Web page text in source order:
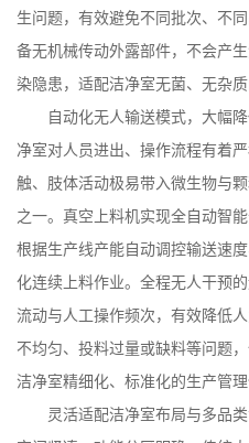
生问题，有效避免不同批次、不
备无机械传动外露部件，不会产
染隐患，适配洁净室无菌、无杂质
自动化无人输送模式，大幅
净室对人员进出、操作流程有着
触、肢体活动极易带入微生物与
之一。真空上料机实现全自动智
根据生产线产能自动调控输送速
化连续上料作业。全程无人干预
流动与人工操作频次，有效降低
不均匀、投料过量或缺料等问题
洁净室精细化、标准化的生产管理
灵活适配洁净室布局与多品